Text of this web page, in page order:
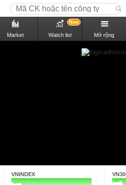
Market Watch list
New
Mở rộng
VNINDEX VN30